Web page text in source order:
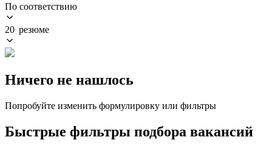
По соответствию
20 резюме
Ничего не нашлось
Попробуйте изменить формулировку или фильтры
Быстрые фильтры подбора вакансий